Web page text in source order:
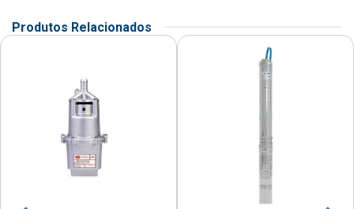
Produtos Relacionados